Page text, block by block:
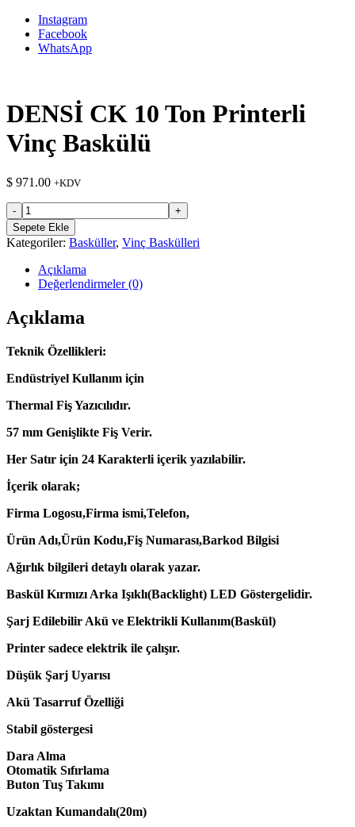
Instagram
Facebook
WhatsApp
DENSİ CK 10 Ton Printerli
Vinç Baskülü
$ 971.00 +KDV
DENSİ
CK
10
Ton
Printerli
Vinç
Baskülü
adet
Sepete Ekle
Kategoriler: Basküller, Vinç Baskülleri
Açıklama
Değerlendirmeler (0)
Açıklama
Teknik Özellikleri:
Endüstriyel Kullanım için
Thermal Fiş Yazıcılıdır.
57 mm Genişlikte Fiş Verir.
Her Satır için 24 Karakterli içerik yazılabilir.
İçerik olarak;
Firma Logosu,Firma ismi,Telefon,
Ürün Adı,Ürün Kodu,Fiş Numarası,Barkod Bilgisi
Ağırlık bilgileri detaylı olarak yazar.
Baskül Kırmızı Arka Işıklı(Backlight) LED Göstergelidir.
Şarj Edilebilir Akü ve Elektrikli Kullanım(Baskül)
Printer sadece elektrik ile çalışır.
Düşük Şarj Uyarısı
Akü Tasarruf Özelliği
Stabil göstergesi
Dara Alma
Otomatik Sıfırlama
Buton Tuş Takımı
Uzaktan Kumandalı(20m)